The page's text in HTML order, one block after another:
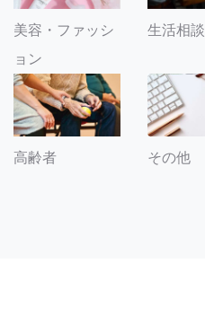
美容・ファッシ
ョン
生活相談
高齢者 その他